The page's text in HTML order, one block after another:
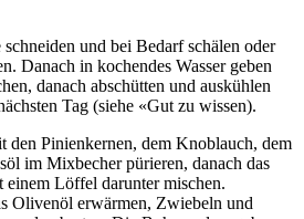
und bei Bedarf schälen oder
Danach in kochendes Wasser geben
danach abschütten und auskühlen
Tag (siehe «Gut zu wissen).
den Pinienkernen, dem Knoblauch, dem
im Mixbecher pürieren, danach das
einem Löffel darunter mischen.
Olivenöl erwärmen, Zwiebeln und